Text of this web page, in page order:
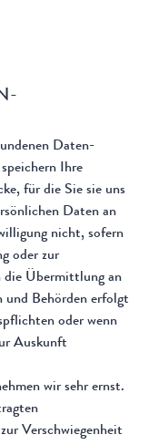
Daten-
Ihre
für die Sie sie uns
Daten an
nicht, sofern
oder zur
die Übermittlung an
Behörden erfolgt
oder wenn
Auskunft
wir sehr ernst.
Verschwiegenheit